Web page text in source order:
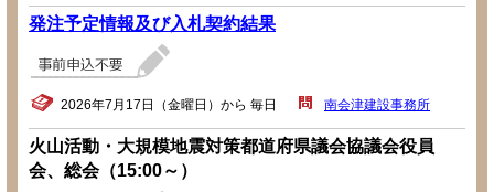
発注予定情報及び入札契約結果
2026年7月17日（金曜日）から 毎日 南会津建設事務所
火山活動・大規模地震対策都道府県議会協議会役員
会、総会（15:00～）